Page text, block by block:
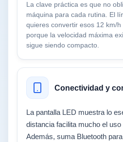
La clave práctica es que no
máquina para cada rutina. El
quieres convertir esos 12 km/h
porque la velocidad máxima
sigue siendo compacto.
Conectividad y
La pantalla LED muestra lo
distancia facilita mucho el uso
Además, suma Bluetooth